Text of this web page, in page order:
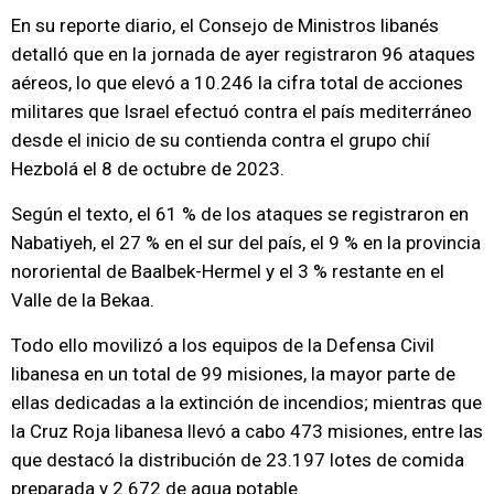
En su reporte diario, el Consejo de Ministros libanés
detalló que en la jornada de ayer registraron 96 ataques
aéreos, lo que elevó a 10.246 la cifra total de acciones
militares que Israel efectuó contra el país mediterráneo
desde el inicio de su contienda contra el grupo chií
Hezbolá el 8 de octubre de 2023.
Según el texto, el 61 % de los ataques se registraron en
Nabatiyeh, el 27 % en el sur del país, el 9 % en la provincia
nororiental de Baalbek-Hermel y el 3 % restante en el
Valle de la Bekaa.
Todo ello movilizó a los equipos de la Defensa Civil
libanesa en un total de 99 misiones, la mayor parte de
ellas dedicadas a la extinción de incendios; mientras que
la Cruz Roja libanesa llevó a cabo 473 misiones, entre las
que destacó la distribución de 23.197 lotes de comida
preparada y 2.672 de agua potable.